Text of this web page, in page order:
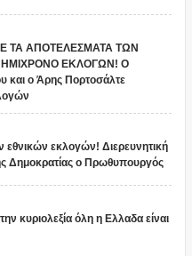
ΤΑ ΑΠΟΤΕΛΕΣΜΑΤΑ ΤΩΝ
ΕΚΛΟΓΩΝ! Ο
και ο Άρης Πορτοσάλτε
εθνικών εκλογών! Διερευνητική
Δημοκρατίας ο Πρωθυπουργός
κυριολεξία όλη η Ελλαδα είναι